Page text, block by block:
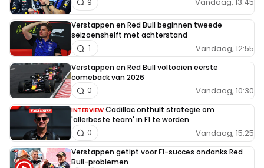
Vandaag, 13:45
Verstappen en Red Bull beginnen tweede
seizoenshelft met achterstand
Vandaag, 12:55
1
Verstappen en Red Bull voltooien eerste
comeback van 2026
Vandaag, 10:30
0
INTERVIEW Cadillac onthult strategie om
'allerbeste team' in F1 te worden
Vandaag, 15:25
0
Verstappen getipt voor F1-succes ondanks Red
Bull-problemen